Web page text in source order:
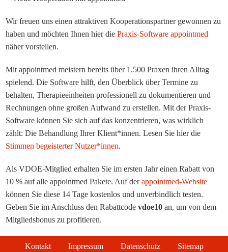
Wir freuen uns einen attraktiven Kooperationspartner gewonnen zu
haben und möchten Ihnen hier die Praxis-Software appointmed
näher vorstellen.
Mit appointmed meistern bereits über 1.500 Praxen ihren Alltag
spielend. Die Software hilft, den Überblick über Termine zu
behalten, Therapieeinheiten professionell zu dokumentieren und
Rechnungen ohne großen Aufwand zu erstellen. Mit der Praxis-
Software können Sie sich auf das konzentrieren, was wirklich
zählt: Die Behandlung Ihrer Klient*innen. Lesen Sie hier die
Stimmen begeisterter Nutzer*innen.
Als VDOE-Mitglied erhalten Sie im ersten Jahr einen Rabatt von
10 % auf alle appointmed Pakete. Auf derappointmed-Website
können Sie diese 14 Tage kostenlos und unverbindlich testen.
Geben Sie im Anschluss den Rabattcodevdoe10 an, um von dem
Mitgliedsbonus zu profitieren.
Kontakt Impressum Datenschutz Sitemap